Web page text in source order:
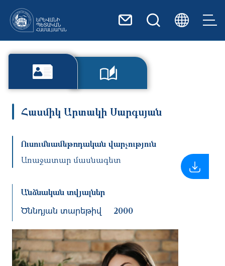
Հասմիկ Արտակի Սարգսյան
Ուսումնամեթոդական վարչություն
Առաջատար մասնագետ
Անձնական տվյալներ
Ծննդյան տարեթիվ 2000